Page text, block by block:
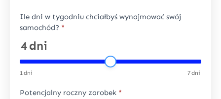
Ile dni w tygodniu chciałbyś wynajmować swój
samochód? *
4dni
1dni 7dni
Potencjalny roczny zarobek *